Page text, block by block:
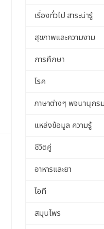
เรื่องทั่วไป สาระน่ารู้
สุขภาพและความงาม
การศึกษา
โรค
ภาษาต่างๆ พจนานุกร
แหล่งข้อมูล ความรู้
ชีวิตคู่
อาหารและยา
ไอที
สมุนไพร